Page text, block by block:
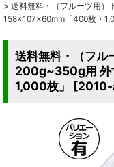
> 送料無料・（フルーツ用
158×107×60mm「400枚・
送料無料・（フル
200g~350g用 外
1,000枚」
[